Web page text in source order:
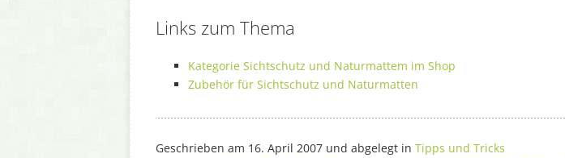
Links zum Thema
Kategorie Sichtschutz und Naturmattem im Shop
Zubehör für Sichtschutz und Naturmatten
Geschrieben am 16. April 2007 und abgelegt in Tipps und Tricks